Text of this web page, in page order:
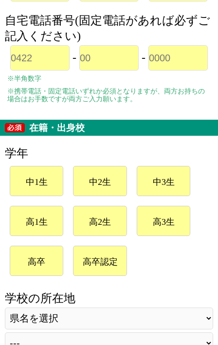
自宅電話番号(固定電話があれば必ずご
記入ください)
-
-
※半角数字
※携帯電話・固定電話いずれか必須となりますが、両方お持ちの
場合はお手数ですが両方ご入力願います。
在籍・出身校
学年
中1生 中2生 中3生
高1生 高2生 高3生
高卒 高卒認定
学校の所在地